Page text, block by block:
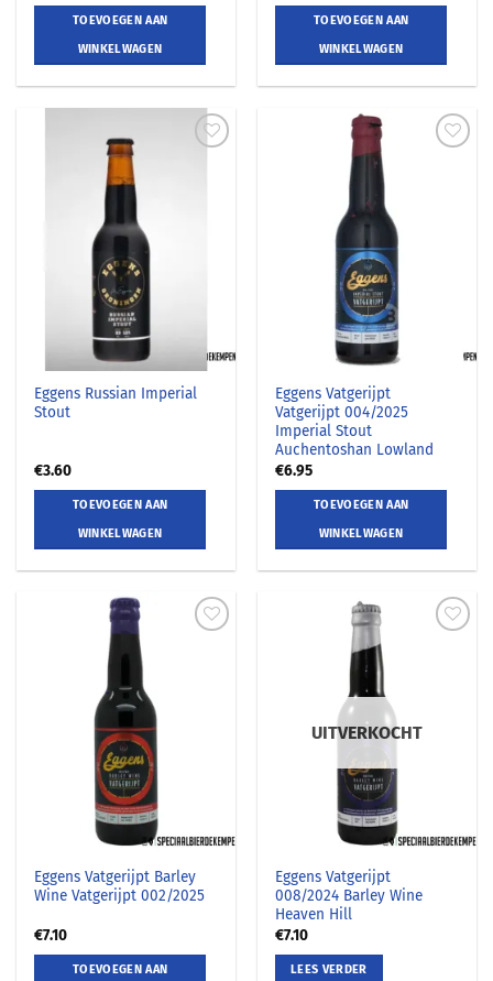
TOEVOEGEN AAN
WINKELWAGEN
TOEVOEGEN AAN
WINKELWAGEN
Eggens Russian Imperial
Stout
€3.60
TOEVOEGEN AAN
WINKELWAGEN
Eggens Vatgerijpt
Vatgerijpt 004/2025
Imperial Stout
Auchentoshan Lowland
€6.95
TOEVOEGEN AAN
WINKELWAGEN
Eggens Vatgerijpt Barley
Wine Vatgerijpt 002/2025
€7.10
TOEVOEGEN AAN
UITVERKOCHT
Eggens Vatgerijpt
008/2024 Barley Wine
Heaven Hill
€7.10
LEES VERDER